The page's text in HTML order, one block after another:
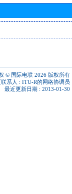
© 国际电联 2026 版权所有
系人 : ITU-R的网络协调员
最近更新日期 : 2013-01-30